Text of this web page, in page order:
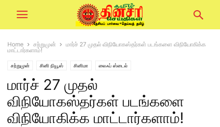
Home சற்றுமுன்
மார்ச் 27 முதல் விநியோகஸ்தர்கள் படங்களை விநியோகிக்க
மாட்டார்களாம்!
சற்றுமுன் சினி நியூஸ் சினிமா லைஃப் ஸ்டைல்
மார்ச் 27 முதல்
விநியோகஸ்தர்கள் படங்களை
விநியோகிக்க மாட்டார்களாம்!